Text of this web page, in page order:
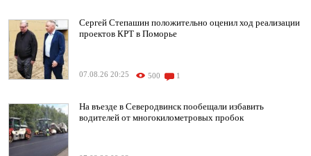
Сергей Степашин положительно оценил ход реализации
проектов КРТ в Поморье
07.08.26 20:25 500 1
На въезде в Северодвинск пообещали избавить
водителей от многокилометровых пробок